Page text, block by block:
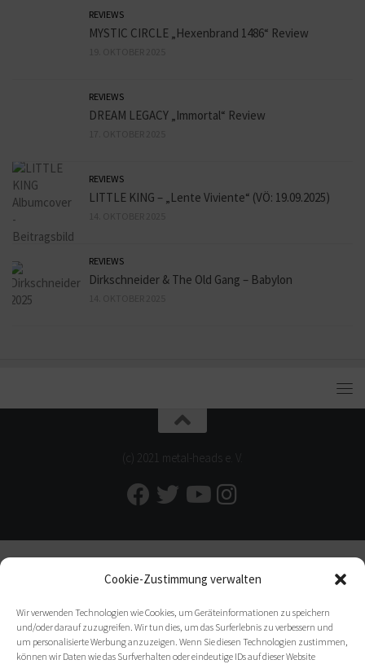
Cookie-Zustimmung verwalten
Wir verwenden Technologien wie Cookies, um Geräteinformationen zu speichern
und/oder darauf zuzugreifen. Wir tun dies, um das Surferlebnis zu verbessern und
um personalisierte Werbung anzuzeigen. Wenn Sie diesen Technologien zustimmen,
können wir Daten wie das Surfverhalten oder eindeutige IDs auf dieser Website
REVIEWS
MYSTIC CIRCLE „Hexenbrand 1486“ Review
REVIEWS
DREAM LEGACY „Immortal“ Review
REVIEWS
LITTLE KING – „Lente Viviente“ (VÖ: 19.09.2025)
REVIEWS
Dirkschneider & The Old Gang – Babylon
(c) 2021 metal-heads e. V.